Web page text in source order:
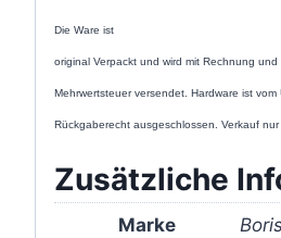
Die Ware ist
original Verpackt und wird mit Rechnung
Mehrwertsteuer versendet. Hardware ist vom
Rückgaberecht ausgeschlossen. Verkauf
Zusätzliche
Marke